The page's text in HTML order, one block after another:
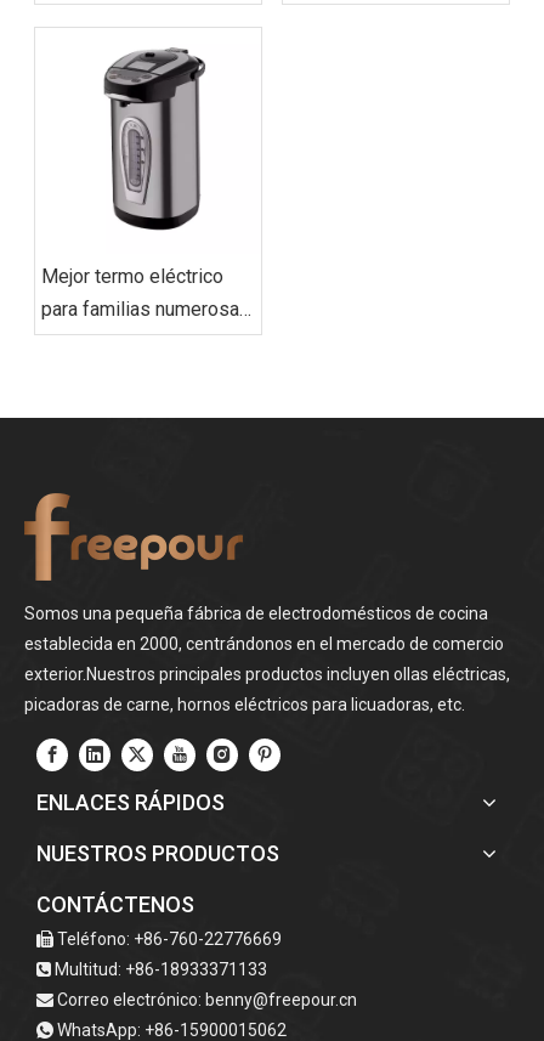
eléctrica? (Beneficios
para almacenar agua
caliente)
¿Qué ahorra más
Mejor termo eléctrico
para familias numerosas
(Guía del comprador de
Somos una pequeña fábrica de electrodomésticos de cocina
establecida en 2000, centrándonos en el mercado de comercio
exterior.Nuestros principales productos incluyen ollas eléctricas,
picadoras de carne, hornos eléctricos para licuadoras, etc.
ENLACES RÁPIDOS
NUESTROS PRODUCTOS
CONTÁCTENOS
 Teléfono: +86-760-22776669
 Multitud: +86-18933371133
 Correo electrónico: benny@freepour.cn
 WhatsApp: +86-15900015062